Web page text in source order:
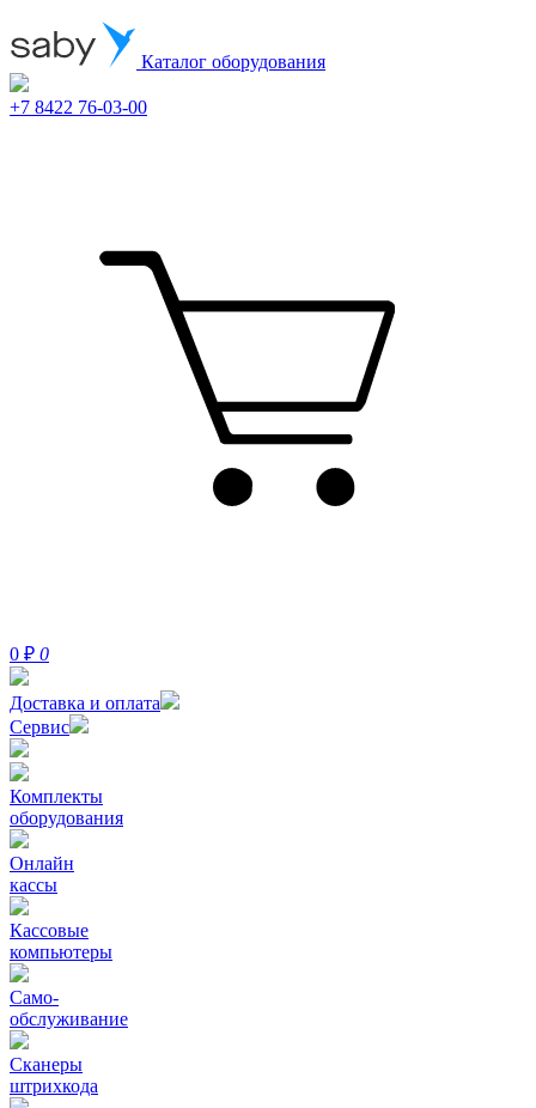
Каталог оборудования
+7 8422 76-03-00
0 ₽ 0
Доставка и оплата
Сервис
Комплекты
оборудования
Онлайн
кассы
Кассовые
компьютеры
Само-
обслуживание
Сканеры
штрихкода